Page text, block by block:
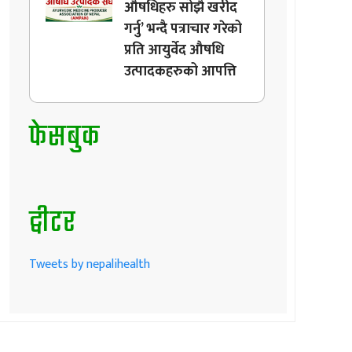
औषधिहरु सोझै खरीद
गर्नु’ भन्दै पत्राचार गरेको
प्रति आयुर्वेद औषधि
उत्पादकहरुको आपत्ति
फेसबुक
ट्वीटर
Tweets by nepalihealth